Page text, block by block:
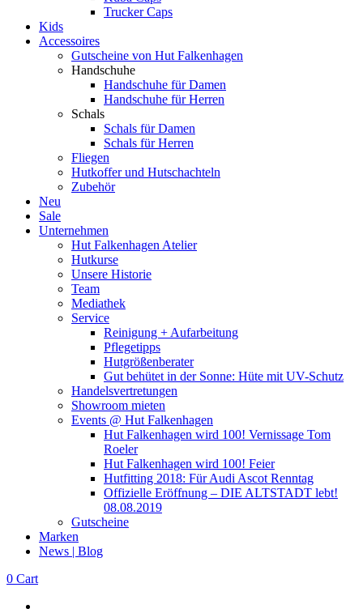
Trucker Caps
Kids
Accessoires
Gutscheine von Hut Falkenhagen
Handschuhe
Handschuhe für Damen
Handschuhe für Herren
Schals
Schals für Damen
Schals für Herren
Fliegen
Hutkoffer und Hutschachteln
Zubehör
Neu
Sale
Unternehmen
Hut Falkenhagen Atelier
Hutkurse
Unsere Historie
Team
Mediathek
Service
Reinigung + Aufarbeitung
Pflegetipps
Hutgrößenberater
Gut behütet in der Sonne: Hüte mit UV-Schutz
Handelsvertretungen
Showroom mieten
Events @ Hut Falkenhagen
Hut Falkenhagen wird 100! Vernissage Tom
Roeler
Hut Falkenhagen wird 100! Feier
Hutfitting 2018: Für Audi Ascot Renntag
Offizielle Eröffnung – DIE ALTSTADT lebt!
08.08.2019
Gutscheine
Marken
News | Blog
0 Cart